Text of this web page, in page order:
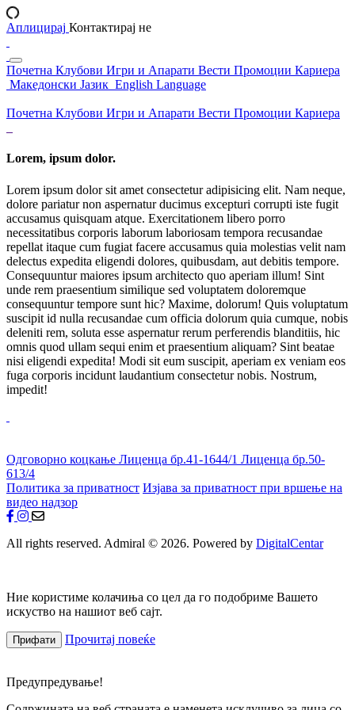
Аплицирај Контактирај не
Почетна Клубови Игри и Апарати Вести Промоции Кариера
Македонски Јазик English Language
Почетна Клубови Игри и Апарати Вести Промоции Кариера
Lorem, ipsum dolor.
Lorem ipsum dolor sit amet consectetur adipisicing elit. Nam neque,
dolore pariatur non aspernatur ducimus excepturi corrupti iste fugit
accusamus quisquam atque. Exercitationem libero porro
necessitatibus corporis laborum laboriosam tempora recusandae
repellat itaque cum fugiat facere accusamus quia molestias velit nam
delectus expedita eligendi dolores, quibusdam, aut debitis tempore.
Consequuntur maiores ipsum architecto quo aperiam illum! Sint
unde rem praesentium similique sed voluptatem doloremque
consequuntur tempore sunt hic? Maxime, dolorum! Quis voluptatum
suscipit id nulla recusandae cum officia dolorum quia cumque, nobis
deleniti rem, soluta esse aspernatur rerum perferendis blanditiis, hic
omnis quod ullam sequi enim et praesentium aliquam? Sint beatae
nisi eligendi expedita! Modi sit eum suscipit, aperiam ex veniam eos
fuga corporis incidunt laudantium consectetur nobis. Nostrum,
impedit!
Одговорно коцкање Лиценца бр.41-1644/1 Лиценца бр.50-
613/4
Политика за приватност Изјава за приватност при вршење на
видео надзор
All rights reserved. Admiral © 2026. Powered by DigitalCentar
Ние користиме колачиња со цел да го подобриме Вашето
искуство на нашиот веб сајт.
Прифати Прочитај повеќе
Предупредување!